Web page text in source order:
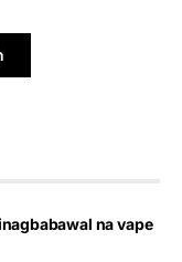
na vape